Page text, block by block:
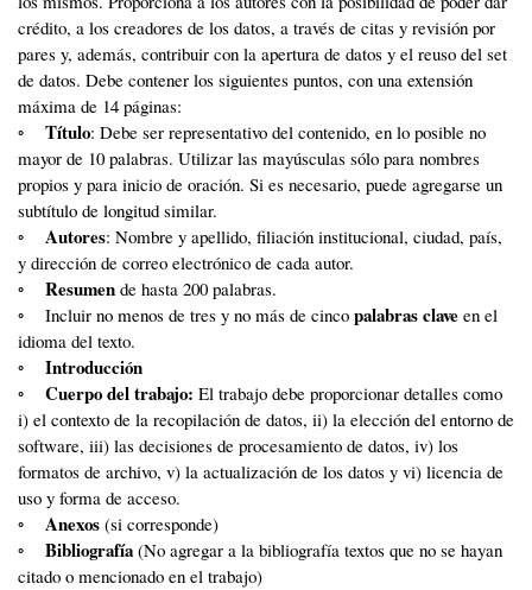
crédito, a los creadores de los datos, a través de citas y revisión por
pares y, además, contribuir con la apertura de datos y el reuso del set
de datos. Debe contener los siguientes puntos, con una extensión
máxima de 14 páginas:
◦ Título: Debe ser representativo del contenido, en lo posible no
mayor de 10 palabras. Utilizar las mayúsculas sólo para nombres
propios y para inicio de oración. Si es necesario, puede agregarse un
subtítulo de longitud similar.
◦ Autores: Nombre y apellido, filiación institucional, ciudad, país,
y dirección de correo electrónico de cada autor.
◦ Resumen de hasta 200 palabras.
◦ Incluir no menos de tres y no más de cinco palabras clave en el
idioma del texto.
◦ Introducción
◦ Cuerpo del trabajo: El trabajo debe proporcionar detalles como
i) el contexto de la recopilación de datos, ii) la elección del entorno de
software, iii) las decisiones de procesamiento de datos, iv) los
formatos de archivo, v) la actualización de los datos y vi) licencia de
uso y forma de acceso.
◦ Anexos (si corresponde)
◦ Bibliografía (No agregar a la bibliografía textos que no se hayan
citado o mencionado en el trabajo)